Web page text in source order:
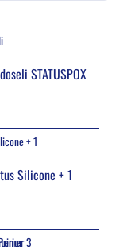
STATUSPOX
Silicone + 1